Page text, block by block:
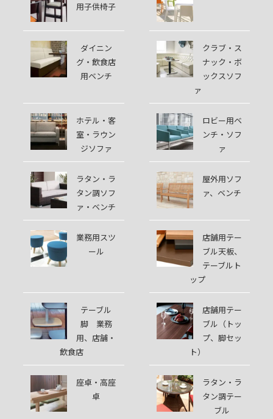
用子供椅子
ダイニン
グ・飲食店
用ベンチ
クラブ・ス
ナック・ボ
ックスソフ
ァ
ホテル・客
室・ラウン
ジソファ
ロビー用ベ
ンチ・ソフ
ァ
ラタン・ラ
タン調ソフ
ァ・ベンチ
屋外用ソフ
ァ、ベンチ
業務用スツ
ール
店舗用テー
ブル天板、
テーブルト
ップ
テーブル
脚 業務
用、店舗・
飲食店
店舗用テー
ブル（トッ
プ、脚セッ
ト）
座卓・高座
卓
ラタン・ラ
タン調テー
ブル